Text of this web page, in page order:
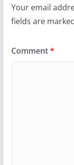
Your email
fields are
Comment*